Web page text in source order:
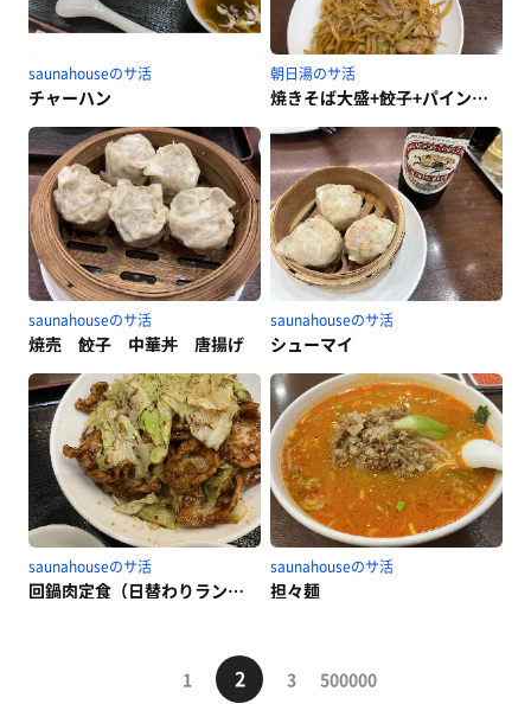
saunahouseのサ活
チャーハン
朝日湯のサ活
焼きそば大盛+餃子+パインハイ×2
saunahouseのサ活
焼売 餃子 中華丼 唐揚げ
saunahouseのサ活
シューマイ
saunahouseのサ活
回鍋肉定食（日替わりランチ）
saunahouseのサ活
担々麺
1 2 3 500000